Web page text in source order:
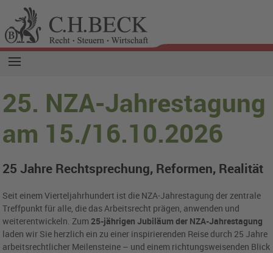
25. NZA-Jahrestagung
am 15./16.10.2026
25 Jahre Rechtsprechung, Reformen, Realität
Seit einem Vierteljahrhundert ist die NZA-Jahrestagung der zentrale
Treffpunkt für alle, die das Arbeitsrecht prägen, anwenden und
weiterentwickeln. Zum 25-jährigen Jubiläum der NZA-Jahrestagung
laden wir Sie herzlich ein zu einer inspirierenden Reise durch 25 Jahre
arbeitsrechtlicher Meilensteine – und einem richtungsweisenden Blick